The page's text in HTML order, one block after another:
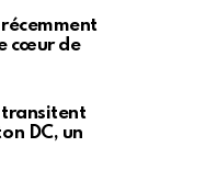
cœur de
transitent
DC, un